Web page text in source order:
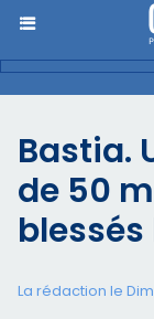
Bastia.
de 50
La rédaction le